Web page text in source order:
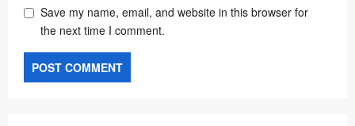
Save my name, email, and website in this browser for
the next time I comment.